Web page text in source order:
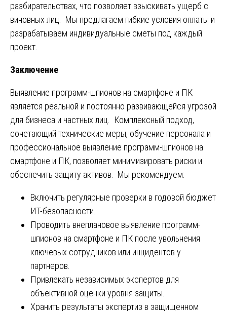
разбирательствах, что позволяет взыскивать ущерб с
виновных лиц. Мы предлагаем гибкие условия оплаты и
разрабатываем индивидуальные сметы под каждый
проект.
Заключение
Выявление программ-шпионов на смартфоне и ПК
является реальной и постоянно развивающейся угрозой
для бизнеса и частных лиц. Комплексный подход,
сочетающий технические меры, обучение персонала и
профессиональное выявление программ-шпионов на
смартфоне и ПК, позволяет минимизировать риски и
обеспечить защиту активов. Мы рекомендуем:
Включить регулярные проверки в годовой бюджет
ИТ-безопасности.
Проводить внеплановое выявление программ-
шпионов на смартфоне и ПК после увольнения
ключевых сотрудников или инцидентов у
партнеров.
Привлекать независимых экспертов для
объективной оценки уровня защиты.
Хранить результаты экспертиз в защищенном